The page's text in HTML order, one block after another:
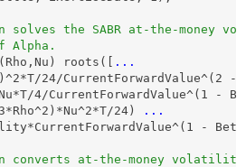
solves the SABR at-the-money
Alpha.
roots([ ...
24/CurrentForwardValue^(2
4/CurrentForwardValue^(1 -
24)
...
-
converts at-the-money